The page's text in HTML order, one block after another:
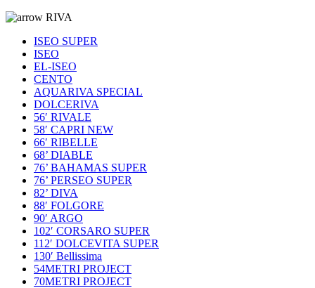
RIVA
ISEO SUPER
ISEO
EL-ISEO
CENTO
AQUARIVA SPECIAL
DOLCERIVA
56′ RIVALE
58′ CAPRI NEW
66′ RIBELLE
68’ DIABLE
76’ BAHAMAS SUPER
76’ PERSEO SUPER
82’ DIVA
88′ FOLGORE
90′ ARGO
102′ CORSARO SUPER
112′ DOLCEVITA SUPER
130′ Bellissima
54METRI PROJECT
70METRI PROJECT